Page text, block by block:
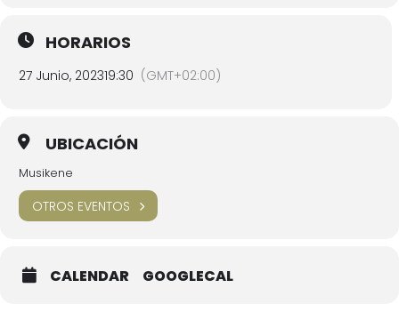
Piano: Borja Rubiños
HORARIOS
27 Junio, 202319:30 (GMT+02:00)
UBICACIÓN
Musikene
OTROS EVENTOS
CALENDAR GOOGLECAL